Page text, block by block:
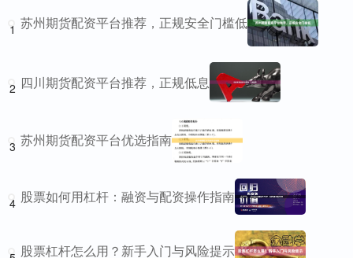
1 苏州期货配资平台推荐，正规安全门槛低
2 四川期货配资平台推荐，正规低息
3 苏州期货配资平台优选指南
4 股票如何用杠杆：融资与配资操作指南
股票杠杆怎么用？新手入门与风险提示